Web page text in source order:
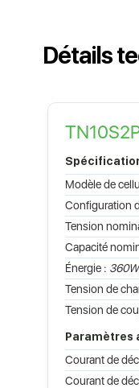
Détails
Modèle de
Configuration
Tension
Capacité
Énergie :
Tension de
Tension de
Paramètres
Courant de
Courant de